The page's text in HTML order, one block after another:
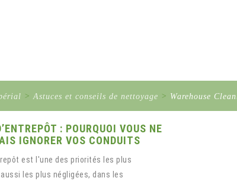
>Astuces et conseils de nettoyage > Warehouse
: POURQUOI VOUS NE
IGNORER VOS CONDUITS
est l'une des priorités les plus
les plus négligées, dans les